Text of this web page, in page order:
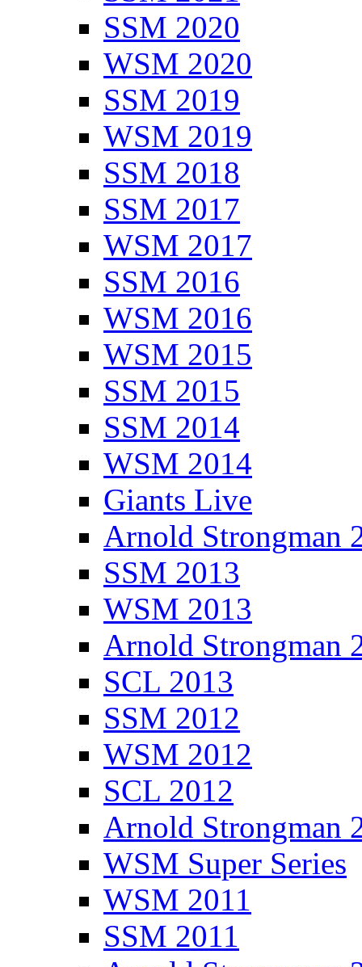
SSM 2020
WSM 2020
SSM 2019
WSM 2019
SSM 2018
SSM 2017
WSM 2017
SSM 2016
WSM 2016
WSM 2015
SSM 2015
SSM 2014
WSM 2014
Giants Live
Arnold Strongman
SSM 2013
WSM 2013
Arnold Strongman
SCL 2013
SSM 2012
WSM 2012
SCL 2012
Arnold Strongman
WSM Super Series
WSM 2011
SSM 2011